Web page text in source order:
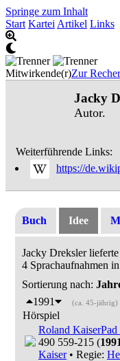
Springe zum Inhalt
Start Kartei Artikel Links
Mitwirkende(r)Zur
Jacky
Autor.
Weiterführende Links:
https://
Buch Idee
Jacky Dreksler
4 Sprachaufnahmen
Sortierung nach:
1991
(ca. 45-jährig)
Hörspiel
Roland KaiserPad
490 559-215 (1991
Kaiser• Regie: